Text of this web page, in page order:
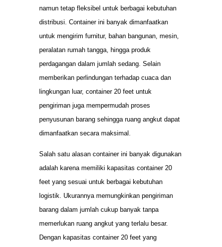
namun tetap fleksibel untuk berbagai kebutuhan
distribusi. Container ini banyak dimanfaatkan
untuk mengirim furnitur, bahan bangunan, mesin,
peralatan rumah tangga, hingga produk
perdagangan dalam jumlah sedang. Selain
memberikan perlindungan terhadap cuaca dan
lingkungan luar, container 20 feet untuk
pengiriman juga mempermudah proses
penyusunan barang sehingga ruang angkut dapat
dimanfaatkan secara maksimal.
Salah satu alasan container ini banyak digunakan
adalah karena memiliki kapasitas container 20
feet yang sesuai untuk berbagai kebutuhan
logistik. Ukurannya memungkinkan pengiriman
barang dalam jumlah cukup banyak tanpa
memerlukan ruang angkut yang terlalu besar.
Dengan kapasitas container 20 feet yang